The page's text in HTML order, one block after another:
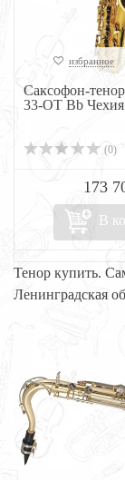
избранное
Саксофон-
33-OT Bb Чехия
(0)
173
В
Тенор купить.
Ленинградская